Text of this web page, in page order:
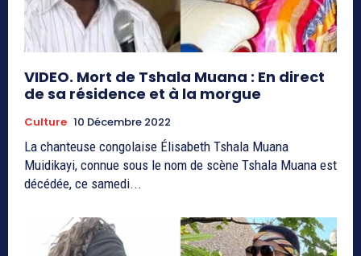
VIDEO. Mort de Tshala Muana : En direct
de sa résidence et à la morgue
Culture 10 Décembre 2022
La chanteuse congolaise Élisabeth Tshala Muana
Muidikayi, connue sous le nom de scène Tshala Muana est
décédée, ce samedi...